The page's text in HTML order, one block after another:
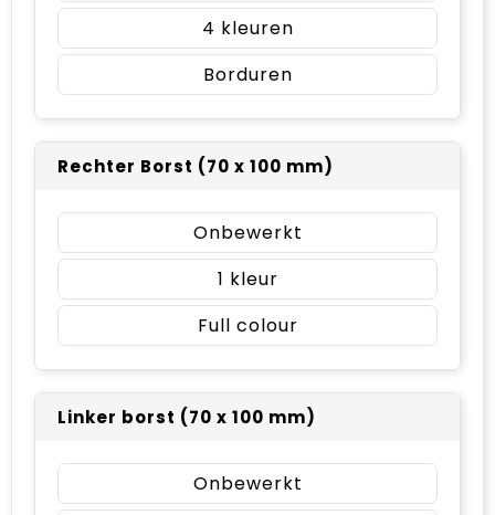
4
Borduren
Rechter Borst (70 x 100 mm)
Onbewerkt
1
Full colour
Linker borst (70 x 100 mm)
Onbewerkt